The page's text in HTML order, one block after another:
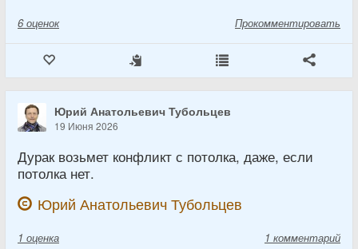
6 оценок Прокомментировать
Юрий Анатольевич Тубольцев
19 Июня 2026
Дурак возьмет конфликт с потолка, даже, если
потолка нет.
Юрий Анатольевич Тубольцев
1 оценка 1 комментарий